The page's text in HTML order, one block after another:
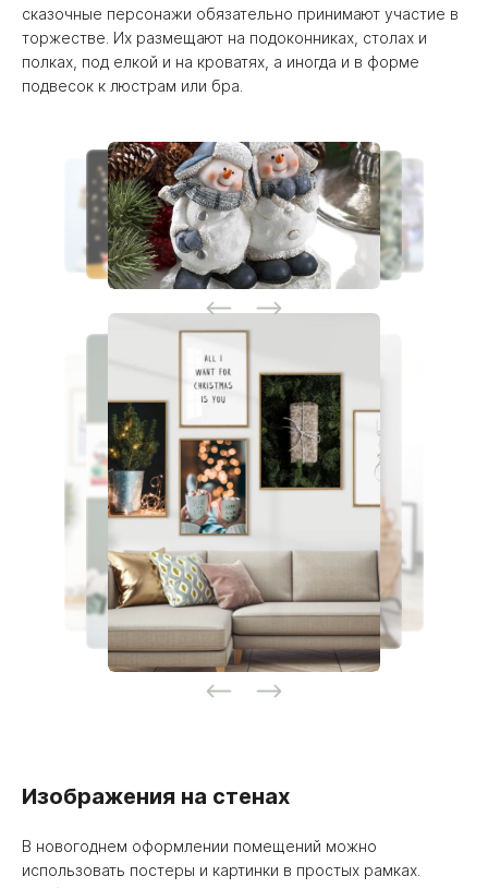
сказочные персонажи обязательно принимают участие в
торжестве. Их размещают на подоконниках, столах и
полках, под елкой и на кроватях, а иногда и в форме
подвесок к люстрам или бра.
Изображения на стенах
В новогоднем оформлении помещений можно
использовать постеры и картинки в простых рамках.